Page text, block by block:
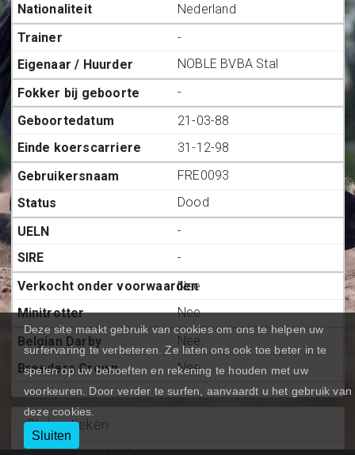
Nederland
-
NOBLE BVBA Stal
-
21-03-88
31-12-98
FRE0093
Dood
-
-
Nee
Nee
Nee
Nee
Statiestieken
Deze site maakt gebruik van cookies om ons te helpen uw
surfervaring te verbeteren. Ze laten ons ook toe beter in te
spelen op uw behoeften en rekening te houden met uw
voorkeuren. Door verder te surfen, aanvaardt u het gebruik van
deze cookies.
Sluiten